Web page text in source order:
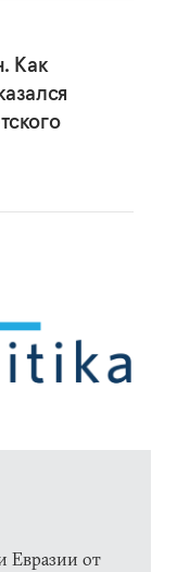
Евразии от
Как